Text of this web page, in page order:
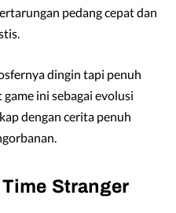
pedang cepat dan
dingin tapi penuh
ini sebagai evolusi
dengan cerita penuh
Stranger